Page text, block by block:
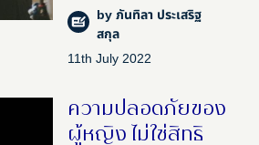
สถาปัตยกรรมในโลกแห่ง
ความจริงของเต๋อ นวพล ผู้
กำกับที่ “รักภาพยนตร์ใน
byภันทิลา ประเสริฐ
สกุล
11th July 2022
ความปลอดภัยของ
ผู้หญิง ไม่ใช่สิทธิ